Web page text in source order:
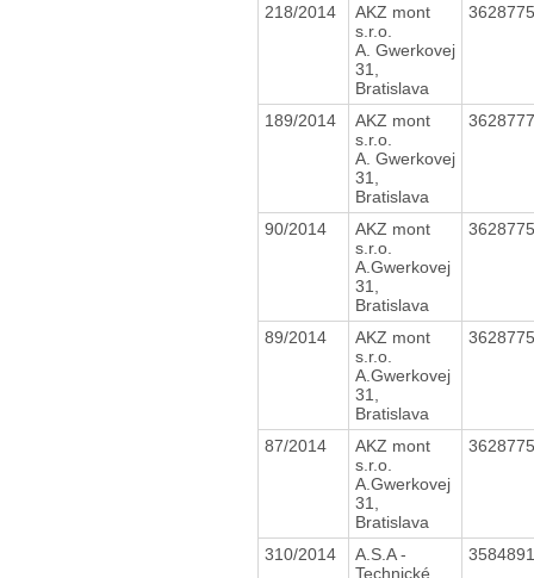
218/2014
AKZ mont
s.r.o.
A. Gwerkovej
31,
Bratislava
189/2014
AKZ mont
s.r.o.
A. Gwerkovej
31,
Bratislava
90/2014
AKZ mont
s.r.o.
A.Gwerkovej
31,
Bratislava
89/2014
AKZ mont
s.r.o.
A.Gwerkovej
31,
Bratislava
87/2014
AKZ mont
s.r.o.
A.Gwerkovej
31,
Bratislava
310/2014
A.S.A -
Technické